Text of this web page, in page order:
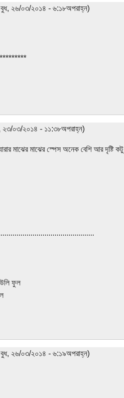
বুধ, ২৬/০৩/২০১৪ - ৬:১৮অপরাহ্ন)
২৩/০৩/২০১৪ - ১১:৩৮অপরাহ্ন)
মাঝের মাঝের স্পেস অনেক বেশি আর দৃষ্টি
ফুল
বুধ, ২৬/০৩/২০১৪ - ৬:১৯অপরাহ্ন)